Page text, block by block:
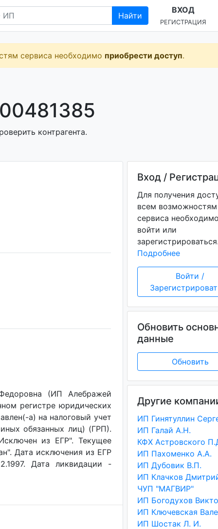
Найти
ВХОД
РЕГИСТРАЦИЯ
сервиса необходимо приобрести доступ.
контрагента.
(ИП Алебражей
регистре юридических
a) на налоговый учет
обязанных лиц) (ГРП).
из ЕГР". Текущее
Дата исключения из ЕГР
Дата ликвидации -
Вход /
Для получения
всем возможностям
сервиса
войти или
Подробнее
Войти /
Обновить
данные
Обновить
Другие
ИП Галай А.Н.
ИП Пахоменко А.А.
ИП Дубовик В.П.
ЧУП "МАГВИР"
ИП Шостак Л. И.